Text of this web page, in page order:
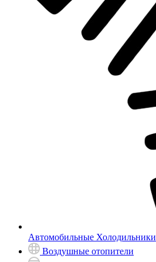
Автомобильные Холодильники
Воздушные отопители